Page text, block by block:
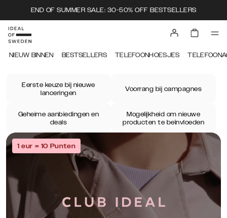
END OF SUMMER SALE: 30-50% OFF BESTSELLERS
NIEUW BINNEN BESTSELLERS TELEFOONHOESJES
Eerste keuze bij nieuwe
lanceringen
Voorrang bij campagnes
Geheime aanbiedingen en
deals
Mogelijkheid om nieuwe
producten te beïnvloeden
1 eur = 10 Punten